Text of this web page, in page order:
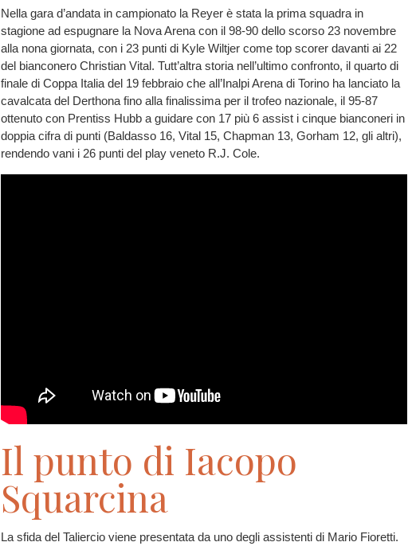
Nella gara d’andata in campionato la Reyer è stata la prima squadra in
stagione ad espugnare la Nova Arena con il 98-90 dello scorso 23 novembre
alla nona giornata, con i 23 punti di Kyle Wiltjer come top scorer davanti ai 22
del bianconero Christian Vital. Tutt’altra storia nell’ultimo confronto, il quarto di
finale di Coppa Italia del 19 febbraio che all’Inalpi Arena di Torino ha lanciato la
cavalcata del Derthona fino alla finalissima per il trofeo nazionale, il 95-87
ottenuto con Prentiss Hubb a guidare con 17 più 6 assist i cinque bianconeri in
doppia cifra di punti (Baldasso 16, Vital 15, Chapman 13, Gorham 12, gli altri),
rendendo vani i 26 punti del play veneto R.J. Cole.
Il punto di Iacopo
Squarcina
La sfida del Taliercio viene presentata da uno degli assistenti di Mario Fioretti.